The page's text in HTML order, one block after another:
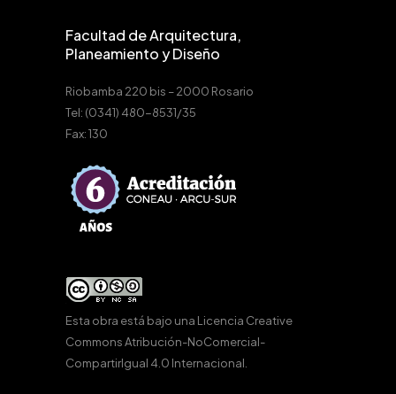
Facultad de Arquitectura,
Planeamiento y Diseño
Riobamba 220 bis – 2000 Rosario
Tel: (0341) 480-8531/35
Fax: 130
Esta obra está bajo una Licencia Creative
Commons Atribución-NoComercial-
CompartirIgual 4.0 Internacional.